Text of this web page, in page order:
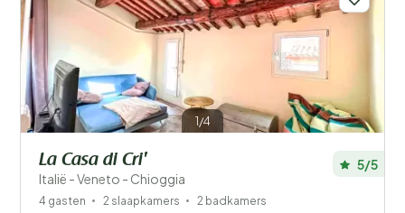
1/4
La Casa di Cri'
Italië - Veneto - Chioggia
5/5
4 gasten 2 slaapkamers 2 badkamers